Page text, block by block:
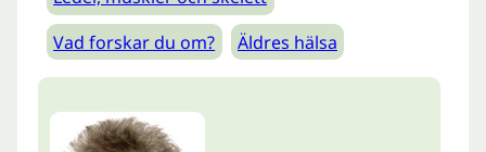
Vad forskar du om?
Äldres hälsa